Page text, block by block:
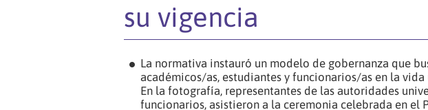
su vigencia
La normativa instauró un modelo de gobernanza que
académicos/as, estudiantes y funcionarios/as en la
En la fotografía, representantes de las autoridades
funcionarios, asistieron a la ceremonia celebrada en el